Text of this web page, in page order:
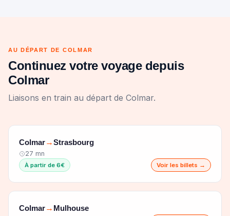
AU DÉPART DE COLMAR
Continuez votre voyage depuis
Colmar
Liaisons en train au départ de Colmar.
Colmar→Strasbourg
27 mn
À partir de 6€ Voir les billets →
Colmar→ Mulhouse